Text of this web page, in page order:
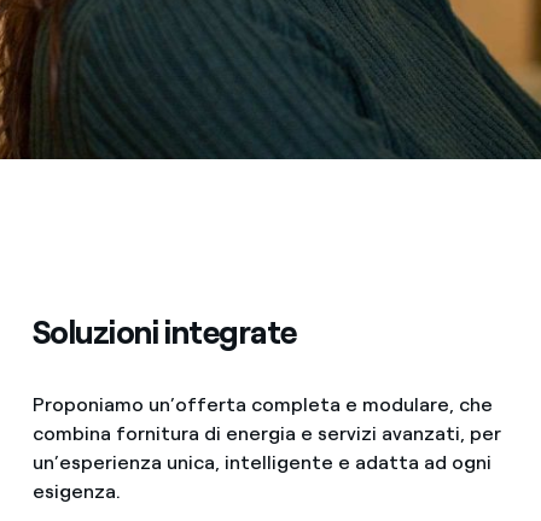
Soluzioni integrate
Proponiamo un’offerta completa e modulare, che
combina fornitura di energia e servizi avanzati, per
un’esperienza unica, intelligente e adatta ad ogni
esigenza.